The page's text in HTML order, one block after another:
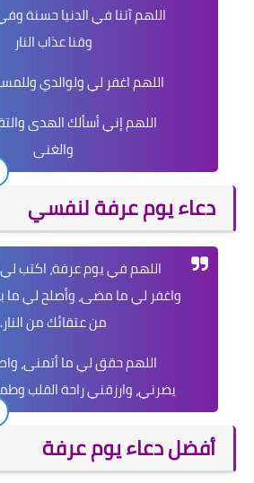
اللهم آتنا في الدنيا حسنة
وقنا عذاب النار
اللهم اغفر لي ولوالدي
اللهم إني أسألك الهدى
والغنى
دعاء يوم عرفة لنفسي
اللهم في يوم عرفة، اكتب لي
واغفر لي ما مضى، وأصلح لي ما
من عتقائك من النار.
اللهم حقق لي ما أتمنى،
يضرني، وارزقني راحة القلب
أفضل دعاء يوم عرفة